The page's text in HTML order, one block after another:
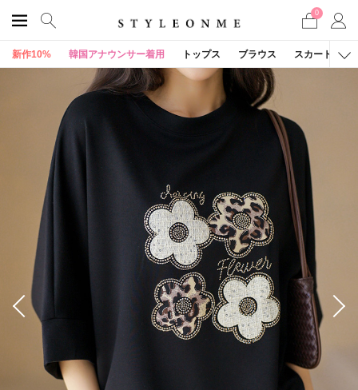
0
新作10% 韓国アナウンサー着用 トップス ブラウス スカート